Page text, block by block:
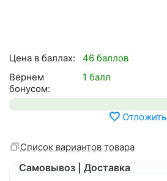
Цена в баллах:
46 баллов
Вернем
бонусом:
1 балл
Отложить
Список вариантов товара
Самовывоз | Доставка